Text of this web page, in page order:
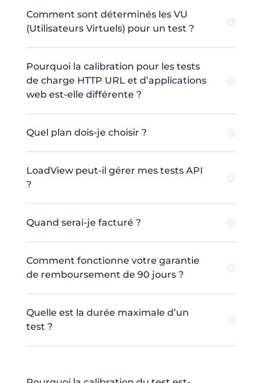
Comment sont déterminés les VU
(Utilisateurs Virtuels) pour un test ?
Pourquoi la calibration pour les tests
de charge HTTP URL et d’applications
web est-elle différente ?
Quel plan dois-je choisir ?
LoadView peut-il gérer mes tests API
?
Quand serai-je facturé ?
Comment fonctionne votre garantie
de remboursement de 90 jours ?
Quelle est la durée maximale d’un
test ?